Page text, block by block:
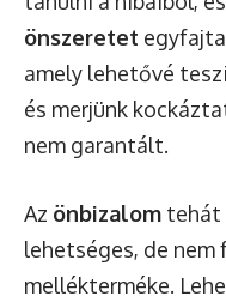
önszeretet
amely lehetővé
és merjünk
nem garantált.
Az önbizalom tehát
lehetséges, de
mellékterméke.